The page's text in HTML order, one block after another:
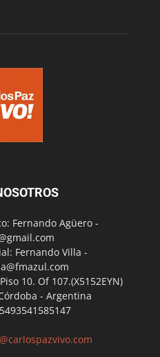
Fernando Agüero -
Fernando Villa -
10. Of 107.(X5152EYN)
- Argentina